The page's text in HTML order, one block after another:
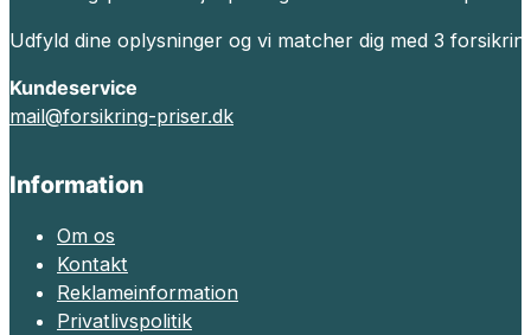
Udfyld dine oplysninger og vi matcher dig med 3
Kundeservice
mail@forsikring-priser.dk
Information
Om os
Kontakt
Reklameinformation
Privatlivspolitik